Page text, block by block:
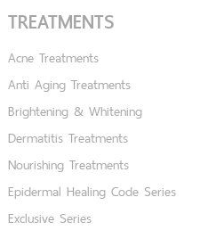
TREATMENTS
Acne Treatments
Anti Aging Treatments
Brightening & Whitening
Dermatitis Treatments
Nourishing Treatments
Epidermal Healing Code Series
Exclusive Series